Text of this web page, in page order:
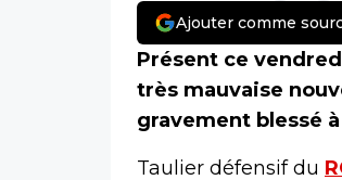
Ajouter comme
Présent ce
très mauvaise
gravement blessé
Taulier défensif du